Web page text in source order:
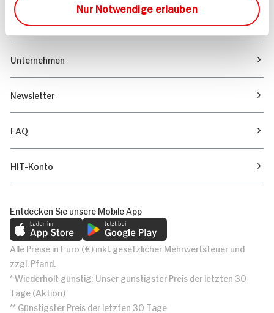
Nur Notwendige erlauben
Verantwortung & Nachhaltigkeit
Unternehmen
Newsletter
FAQ
HIT-Konto
Entdecken Sie unsere Mobile App
Alle Preise in Euro (€) inkl. gesetzlicher Mehrwertsteuer und
zzgl. Pfand.
* Wiederholt günstig: Unser günstigster Preis der letzten 30
Tage (Aktion)
** Günstigster Preis der letzten 30 Tage